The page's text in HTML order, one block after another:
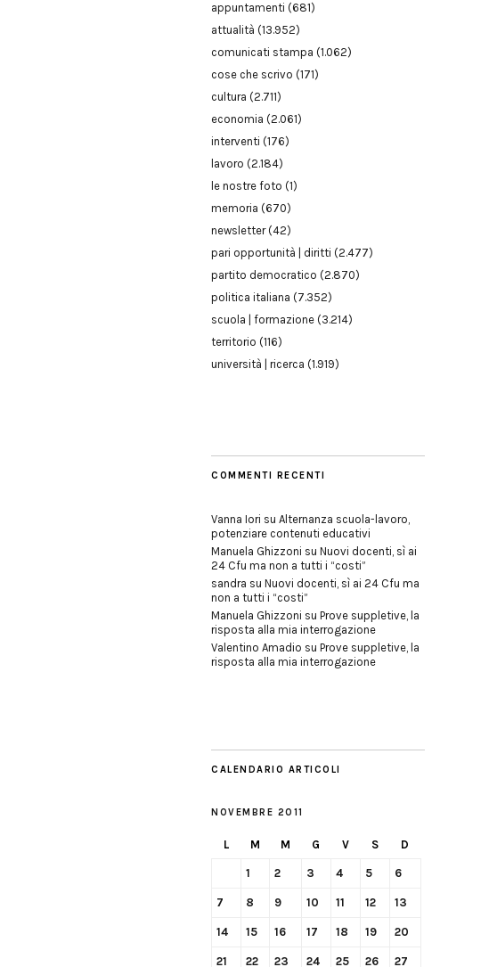
appuntamenti (681)
attualità (13.952)
comunicati stampa (1.062)
cose che scrivo (171)
cultura (2.711)
economia (2.061)
interventi (176)
lavoro (2.184)
le nostre foto (1)
memoria (670)
newsletter(42)
pari opportunità | diritti (2.477)
partito democratico (2.870)
politica italiana (7.352)
scuola | formazione (3.214)
territorio (116)
università | ricerca (1.919)
COMMENTI RECENTI
Vanna Iori su Alternanza scuola-lavoro,
potenziare contenuti educativi
Manuela Ghizzoni su Nuovi docenti, sì ai
24 Cfu ma non a tutti i “costi”
sandra su Nuovi docenti, sì ai 24 Cfu ma
non a tutti i “costi”
Manuela Ghizzoni su Prove suppletive, la
risposta alla mia interrogazione
Valentino Amadio su Prove suppletive, la
risposta alla mia interrogazione
CALENDARIO ARTICOLI
NOVEMBRE 2011
L M M G V S D
1 2 3 4 5 6
7 8 9 10 11 12 13
14 15 16 17 18 19 20
21 22 23 24 25 26 27